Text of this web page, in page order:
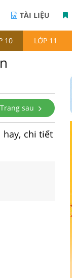
TÀI LIỆU
10 LỚP 11
Trang sau
hay, chi tiết